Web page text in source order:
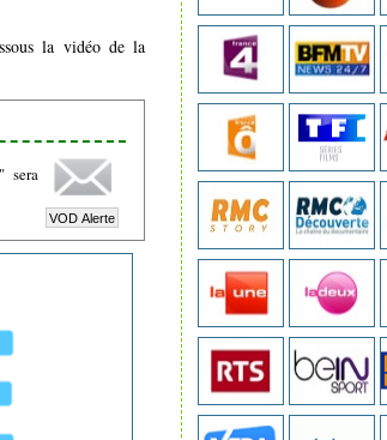
la vidéo de la
sera